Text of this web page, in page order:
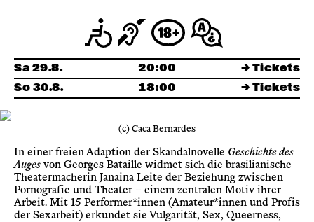
Newsletter
KaBar/ZischBar
Residenzen
Mitmachen
Sa 29.8. 20:00
→ Tickets
So 30.8.
18:00 → Tickets
(c) Caca Bernardes
In einer freien Adaption der Skandalnovelle Geschichte des
Auges von Georges Bataille widmet sich die brasilianische
Theatermacherin Janaina Leite der Beziehung zwischen
Pornografie und Theater – einem zentralen Motiv ihrer
Arbeit. Mit 15 Performer*innen (Amateur*innen und Profis
der Sexarbeit) erkundet sie Vulgarität, Sex, Queerness,